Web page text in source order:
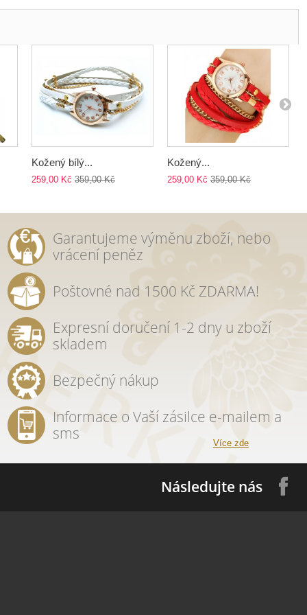
Kožený bílý...
259,00 Kč 359,00 Kč
Kožený...
259,00 Kč 359,00 Kč
Garantujeme výměnu zboží, nebo
vrácení peněz
Poštovné nad 1500 Kč ZDARMA!
Expresní doručení 1-2 dny u zboží
skladem
Bezpečný nákup
Informace o Vaší zásilce e-mailem a
sms
Více zde
Následujte nás